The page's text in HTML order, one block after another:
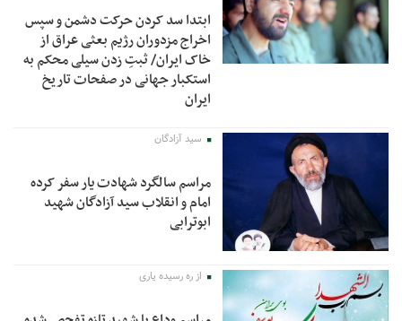
ابتدا سد کردن حرکت دشمن و سپس
اخراج مزدوران رژیم بعثی عراق از
خاک ایران/ ثبتِ زدن سیلی محکم به
استکبار جهانی در صفحات تاریخ
ایران
سید آزادگان
مراسم سالگرد شهادت یار سفر کرده
امام و انقلاب سید آزادگان شهید
ابوترابی
از ره رسیده یاری